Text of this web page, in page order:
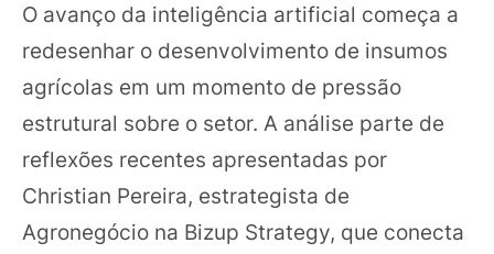
O avanço da inteligência artificial começa a
redesenhar o desenvolvimento de insumos
agrícolas em um momento de pressão
estrutural sobre o setor. A análise parte de
reflexões recentes apresentadas por
Christian Pereira, estrategista de
Agronegócio na Bizup Strategy, que conecta